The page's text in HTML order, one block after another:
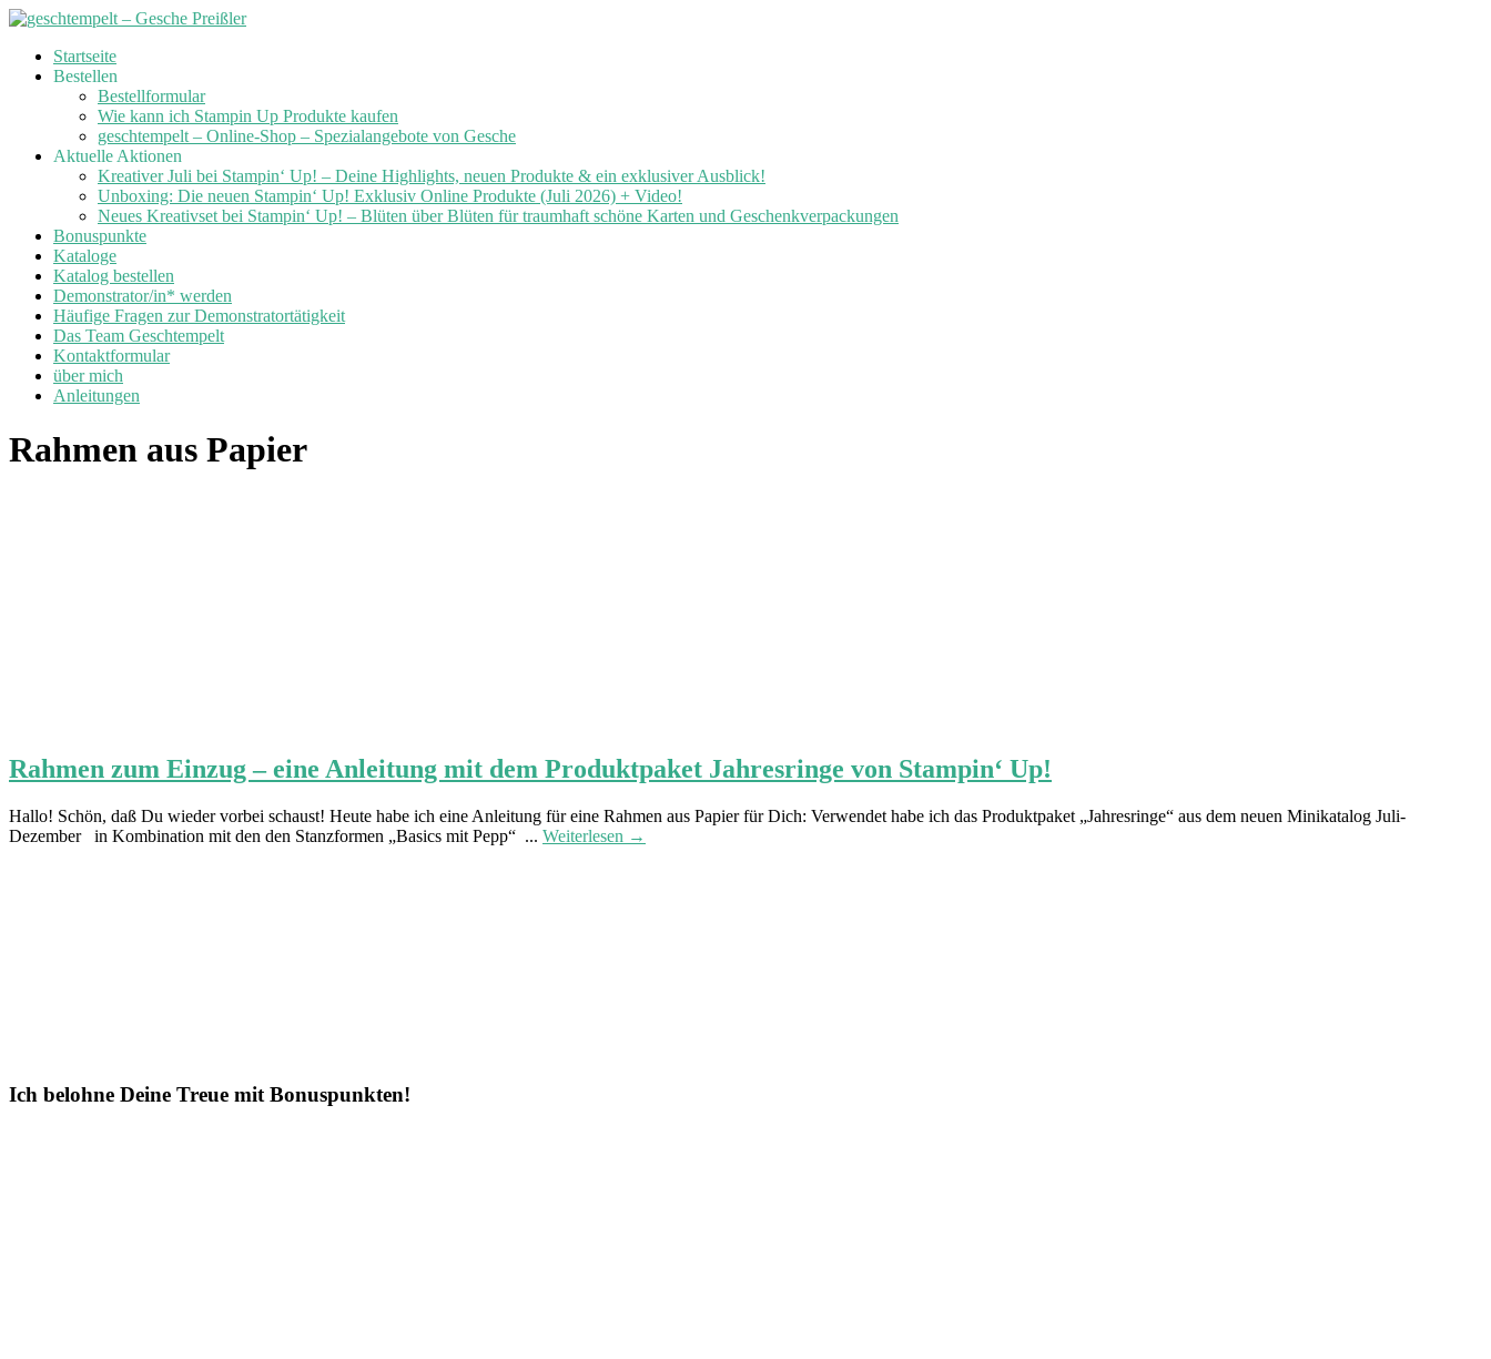
Skip
Startseite
Bestellen
Bestellformular
Wie kann ich Stampin Up Produkte kaufen
geschtempelt – Online-Shop – Spezialangebote von Gesche
Aktuelle Aktionen
Kreativer Juli bei Stampin‘ Up! – Deine Highlights, neuen Produkte & ein exklusiver Ausblick!
Unboxing: Die neuen Stampin‘ Up! Exklusiv Online Produkte (Juli 2026) + Video!
Neues Kreativset bei Stampin‘ Up! – Blüten über Blüten für traumhaft schöne Karten und Geschenkverpackungen
Bonuspunkte
Kataloge
Katalog bestellen
Demonstrator/in* werden
Häufige Fragen zur Demonstratortätigkeit
Das Team Geschtempelt
Kontaktformular
über mich
Anleitungen
Rahmen aus Papier
Rahmen zum Einzug – eine Anleitung mit dem Produktpaket Jahresringe von Stampin‘ Up!
Hallo! Schön, daß Du wieder vorbei schaust! Heute habe ich eine Anleitung für eine Rahmen aus Papier für Dich: Verwendet habe ich das Produktpaket „Jahresringe“ aus dem neuen Minikatalog Juli-
Dezember in Kombination mit den den Stanzformen „Basics mit Pepp“ ... Weiterlesen →
Ich belohne Deine Treue mit Bonuspunkten!